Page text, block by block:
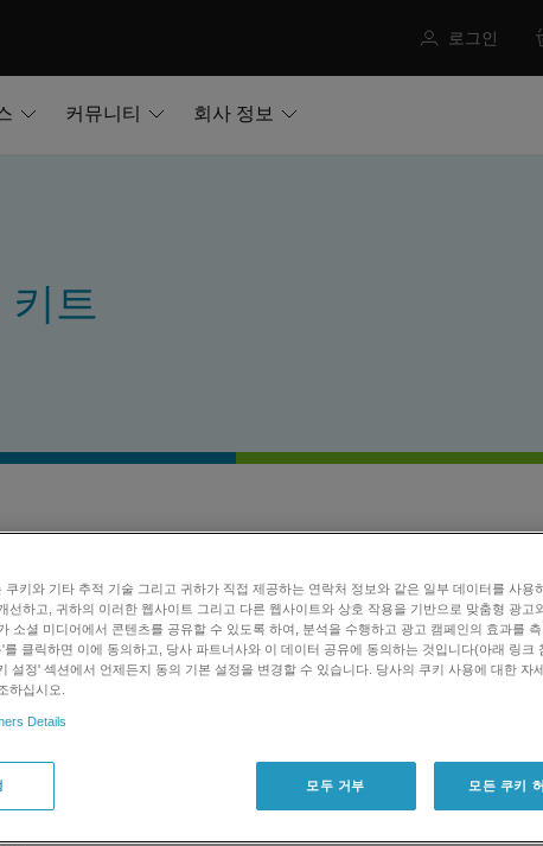
로그인
커뮤니티
회사 정보
키트
량 분석기를 최고로 작동
용할 수 없습니다.
능한 결과를 전달할 수 있도록 질량 분
쿠키와 기타 추적 기술 그리고 귀하가 직접 제공하는 연락처 정보와 같은 일부 데이터를 사용
선하고, 귀하의 이러한 웹사이트 그리고 다른 웹사이트와 상호 작용을 기반으로 맞춤형 광고
소셜 미디어에서 콘텐츠를 공유할 수 있도록 하여, 분석을 수행하고 광고 캠페인의 효과를
를 클릭하면 이에 동의하고, 당사 파트너사와 이 데이터 공유에 동의하는 것입니다(아래 링크
설정' 섹션에서 언제든지 동의 기본 설정을 변경할 수 있습니다. 당사의 쿠키 사용에 대한 자
하십시오.
Details
모두 거부 모든 쿠키